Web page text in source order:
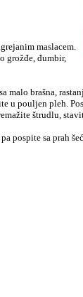
maslacem.
grožđe, đumbir,
malo brašna,
u pouljen pleh.
štrudlu,
pospite sa prah